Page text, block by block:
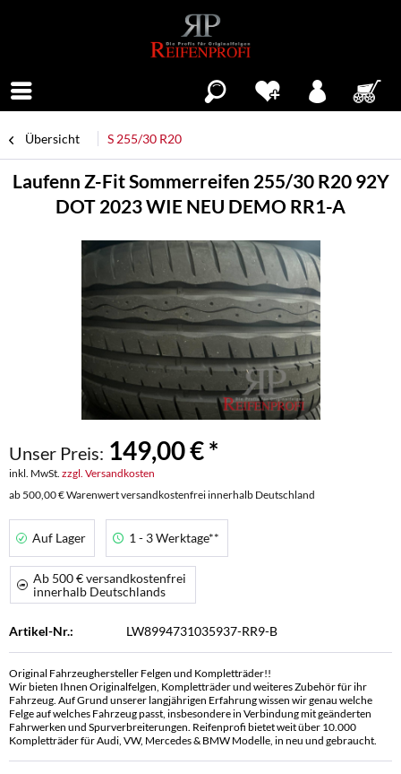
Übersicht S 255/30 R20
Laufenn Z-Fit Sommerreifen 255/30 R20 92Y
DOT 2023 WIE NEU DEMO RR1-A
Unser Preis: 149,00 € *
inkl. MwSt. zzgl. Versandkosten
ab 500,00 € Warenwert versandkostenfrei innerhalb Deutschland
Auf Lager 1 - 3 Werktage**
Ab 500 € versandkostenfrei
innerhalb Deutschlands
Artikel-Nr.: LW8994731035937-RR9-B
Original Fahrzeughersteller Felgen und Kompletträder!!
Wir bieten Ihnen Originalfelgen, Kompletträder und weiteres Zubehör für ihr
Fahrzeug. Auf Grund unserer langjährigen Erfahrung wissen wir genau welche
Felge auf welches Fahrzeug passt, insbesondere in Verbindung mit geänderten
Fahrwerken und Spurverbreiterungen. Reifenprofi bietet weit über 10.000
Kompletträder für Audi, VW, Mercedes & BMW Modelle, in neu und gebraucht.